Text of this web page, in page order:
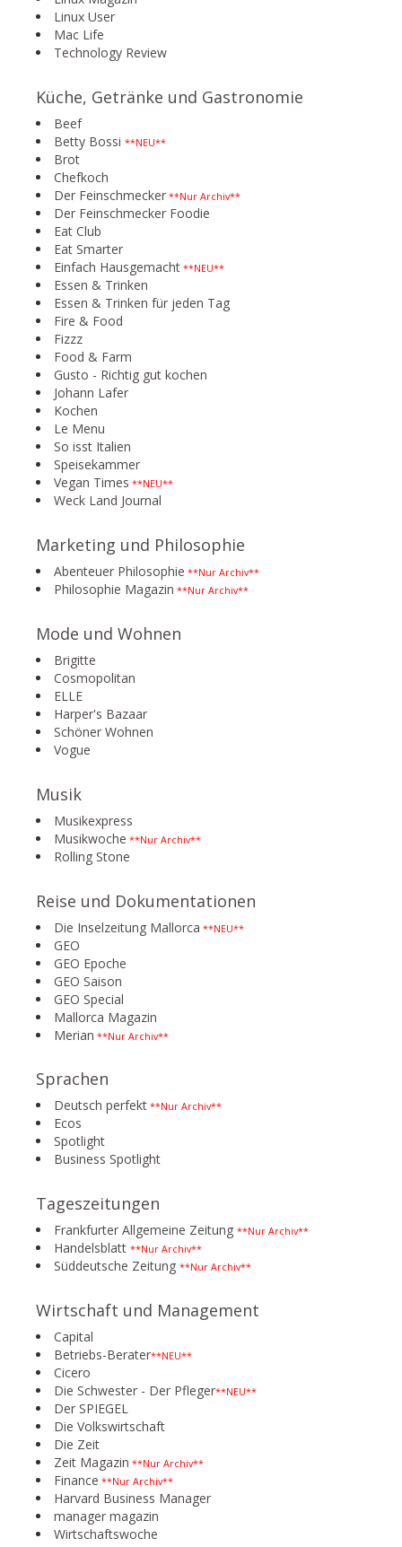
Linux User
Mac Life
Technology Review
Küche, Getränke und Gastronomie
Beef
Betty Bossi **NEU**
Brot
Chefkoch
Der Feinschmecker **Nur Archiv**
Der Feinschmecker Foodie
Eat Club
Eat Smarter
Einfach Hausgemacht **NEU**
Essen & Trinken
Essen & Trinken für jeden Tag
Fire & Food
Fizzz
Food & Farm
Gusto - Richtig gut kochen
Johann Lafer
Kochen
Le Menu
So isst Italien
Speisekammer
Vegan Times **NEU**
Weck Land Journal
Marketing und Philosophie
Abenteuer Philosophie **Nur Archiv**
Philosophie Magazin **Nur Archiv**
Mode und Wohnen
Brigitte
Cosmopolitan
ELLE
Harper's Bazaar
Schöner Wohnen
Vogue
Musik
Musikexpress
Musikwoche **Nur Archiv**
Rolling Stone
Reise und Dokumentationen
Die Inselzeitung Mallorca **NEU**
GEO
GEO Epoche
GEO Saison
GEO Special
Mallorca Magazin
Merian **Nur Archiv**
Sprachen
Deutsch perfekt **Nur Archiv**
Ecos
Spotlight
Business Spotlight
Tageszeitungen
Frankfurter Allgemeine Zeitung **Nur Archiv**
Handelsblatt **Nur Archiv**
Süddeutsche Zeitung **Nur Archiv**
Wirtschaft und Management
Capital
Betriebs-Berater**NEU**
Cicero
Die Schwester - Der Pfleger**NEU**
Der SPIEGEL
Die Volkswirtschaft
Die Zeit
Zeit Magazin **Nur Archiv**
Finance **Nur Archiv**
Harvard Business Manager
manager magazin
Wirtschaftswoche